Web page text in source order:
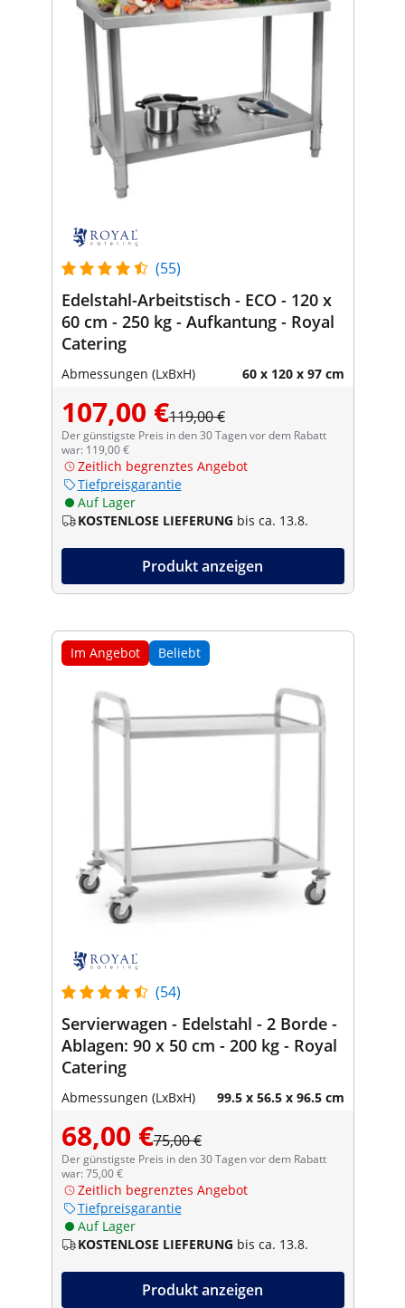
(55)
Edelstahl-Arbeitstisch - ECO - 120 x
60 cm - 250 kg - Aufkantung - Royal
Catering
Abmessungen (LxBxH) 60 x 120 x 97 cm
107,00 €119,00 €
Der günstigste Preis in den 30 Tagen vor dem Rabatt
war: 119,00 €
Zeitlich begrenztes Angebot
Tiefpreisgarantie
Auf Lager
KOSTENLOSE LIEFERUNG bis ca. 13.8.
Produkt anzeigen
Im Angebot Beliebt
(54)
Servierwagen - Edelstahl - 2 Borde -
Ablagen: 90 x 50 cm - 200 kg - Royal
Catering
Abmessungen (LxBxH) 99.5 x 56.5 x 96.5 cm
68,00 €75,00 €
Der günstigste Preis in den 30 Tagen vor dem Rabatt
war: 75,00 €
Zeitlich begrenztes Angebot
Tiefpreisgarantie
Auf Lager
KOSTENLOSE LIEFERUNG bis ca. 13.8.
Produkt anzeigen